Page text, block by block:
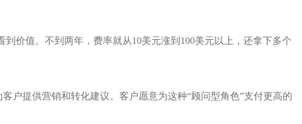
价值。不到两年，费率就从10美元涨到100美元以上，还拿下多个
户提供营销和转化建议。客户愿意为这种“顾问型角色”支付更高的